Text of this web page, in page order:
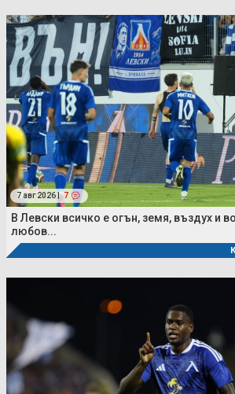
7 авг 2026 | 7
В Левски всичко е огън, земя, въздух и
любов...